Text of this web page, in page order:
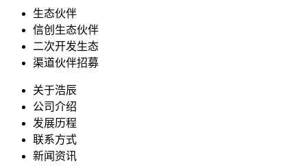
生态伙伴
信创生态伙伴
二次开发生态
渠道伙伴招募
关于浩辰
公司介绍
发展历程
联系方式
新闻资讯